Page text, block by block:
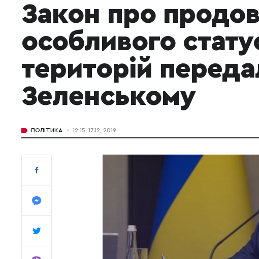
Закон про
особливого
територій
Зеленському
ПОЛІТИКА 12:15, 17.12, 2019